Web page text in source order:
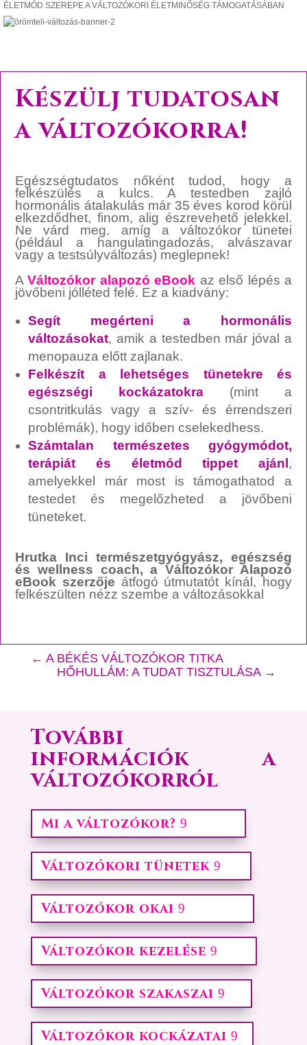
ÉLETMÓD SZEREPE A VÁLTOZÓKORI ÉLETMINŐSÉG TÁMOGATÁSÁBAN
Készülj tudatosan
a változókorra!
Egészségtudatos nőként tudod, hogy a
felkészülés a kulcs. A testedben zajló
hormonális átalakulás már 35 éves korod körül
elkezdődhet, finom, alig észrevehető jelekkel.
Ne várd meg, amíg a változókor tünetei
(például a hangulatingadozás, alvászavar
vagy a testsúlyváltozás) meglepnek!
AVáltozókor alapozó eBook az első lépés a
jövőbeni jólléted felé. Ez a kiadvány:
Segít megérteni a hormonális
változásokat, amik a testedben már jóval a
menopauza előtt zajlanak.
Felkészít a lehetséges tünetekre és
egészségi kockázatokra (mint a
csontritkulás vagy a szív- és érrendszeri
problémák), hogy időben cselekedhess.
Számtalan természetes gyógymódot,
terápiát és életmód tippet ajánl ,
amelyekkel már most is támogathatod a
testedet és megelőzheted a jövőbeni
tüneteket.
Hrutka Inci természetgyógyász, egészség
és wellness coach, a Változókor Alapozó
eBook szerzője átfogó útmutatót kínál, hogy
felkészülten nézz szembe a változásokkal
← A BÉKÉS VÁLTOZÓKOR TITKA
HŐHULLÁM: A TUDAT TISZTULÁSA→
További
információk a
változókorról
Mi a változókor?
Változókori tünetek
Változókor okai
Változókor kezelése
Változókor szakaszai
Változókor kockázatai